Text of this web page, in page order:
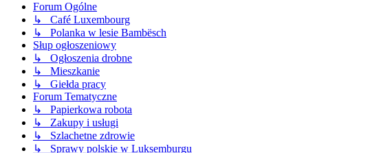
Forum Ogólne
↳ Café Luxembourg
↳ Polanka w lesie Bambësch
Słup ogłoszeniowy
↳ Ogłoszenia drobne
↳ Mieszkanie
↳ Giełda pracy
Forum Tematyczne
↳ Papierkowa robota
↳ Zakupy i usługi
↳ Szlachetne zdrowie
↳ Sprawy polskie w Luksemburgu